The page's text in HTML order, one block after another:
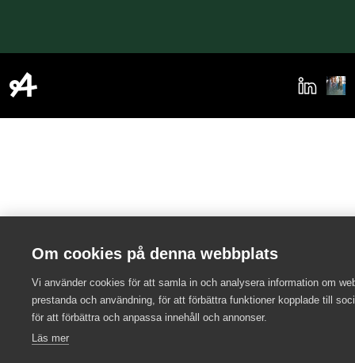
Om cookies på denna webbplats
Vi använder cookies för att samla in och analysera information om
prestanda och användning, för att förbättra funktioner kopplade till
för att förbättra och anpassa innehåll och annonser.
Läs mer